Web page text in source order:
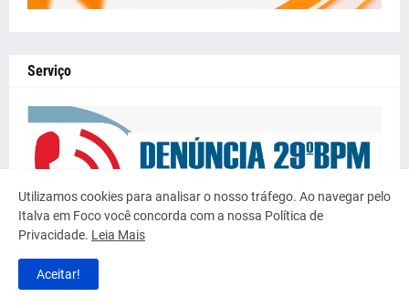
Serviço
Utilizamos cookies para analisar o nosso tráfego. Ao navegar pelo
Italva em Foco você concorda com a nossa Política de
Privacidade. Leia Mais
Aceitar!